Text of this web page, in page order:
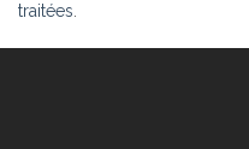
traitées